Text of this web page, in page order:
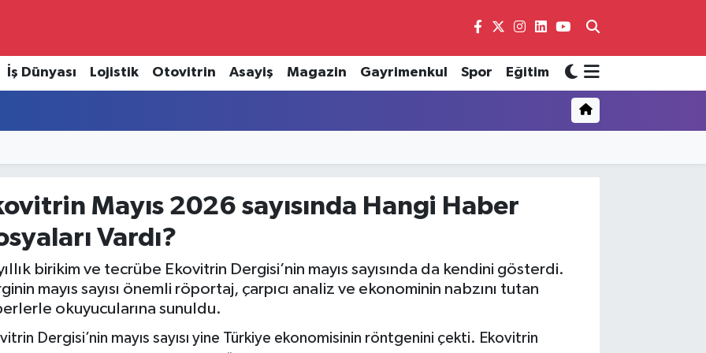
İş Dünyası Lojistik Otovitrin Asayiş Magazin Gayrimenkul Spor Eğitim
Mayıs 2026 sayısında Hangi Haber
Vardı?
birikim ve tecrübe Ekovitrin Dergisi’nin mayıs sayısında da kendini gösterdi.
mayıs sayısı önemli röportaj, çarpıcı analiz ve ekonominin nabzını tutan
okuyucularına sunuldu.
Dergisi’nin mayıs sayısı yine Türkiye ekonomisinin röntgenini çekti. Ekovitrin